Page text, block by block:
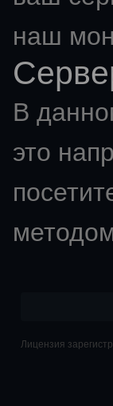
наш
В
это
Лицензия